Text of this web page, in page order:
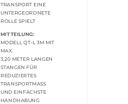
TRANSPORT EINE
UNTERGEORDNETE
ROLLE SPIELT
MIT TEILUNG:
MODELL QT-L 3M MIT
MAX.
3,20 METER LANGEN
STANGEN FÜR
REDUZIERTES
TRANSPORTMASS
UND EINFACHSTE
HANDHABUNG